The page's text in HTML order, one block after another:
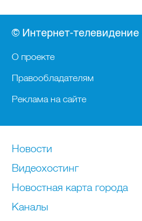
© Интернет-телевидение
О проекте
Правообладателям
Реклама на сайте
Новости
Видеохостинг
Новостная карта города
Каналы